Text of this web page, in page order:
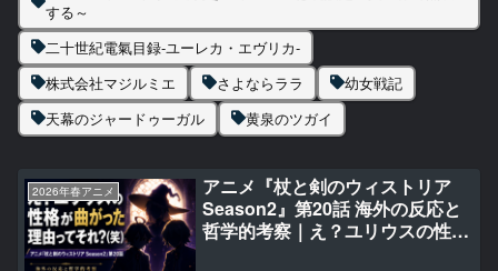
する～
二十世紀電氣目録-ユーレカ・エヴリカ-
株式会社マジルミエ
さよならララ
幼女戦記
天幕のジャードゥーガル
黄泉のツガイ
2026年春アニメ
アニメ『杖と剣のウィストリア
Season2』第20話 海外の反応と
哲学的考察｜え？ユリウスの性格